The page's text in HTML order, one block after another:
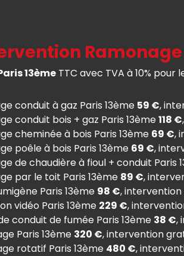
Ramonage
13ème TTC avec TVA à 10%
conduit à gaz Paris 13ème 59 €,
conduit bois + gaz Paris 13ème118 €
cheminée à bois Paris 13ème 69 €,
poêle à bois Paris 13ème 69 €,
de chaudière à fioul + conduit Paris
par le toit Paris 13ème 89 €,
Paris 13ème 98 €,
vidéo Paris 13ème 229 €,
conduit de fumée Paris 13ème 38 €,
Paris 13ème 320 €, intervention
rotatif Paris 13ème 480 €,